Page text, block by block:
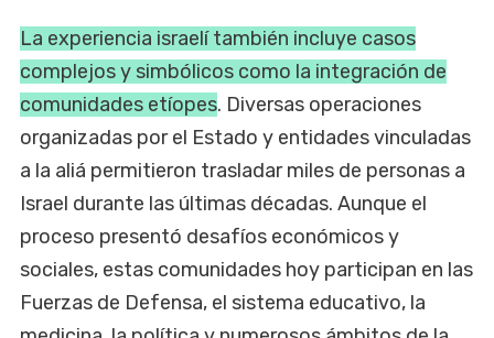
La experiencia israelí también incluye casos
complejos y simbólicos como la integración de
comunidades etíopes. Diversas operaciones
organizadas por el Estado y entidades vinculadas
a la aliá permitieron trasladar miles de personas a
Israel durante las últimas décadas. Aunque el
proceso presentó desafíos económicos y
sociales, estas comunidades hoy participan en las
Fuerzas de Defensa, el sistema educativo, la